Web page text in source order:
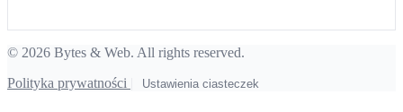
© 2026 Bytes & Web. All rights reserved.
Polityka prywatności
Ustawienia ciasteczek